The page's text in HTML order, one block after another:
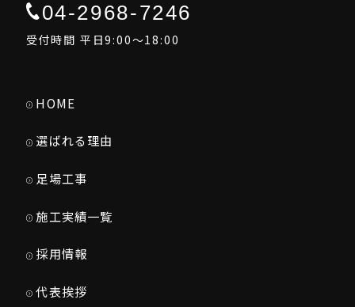
04-2968-7246
受付時間 平日9:00～18:00
HOME
選ばれる理由
足場工事
施工実績一覧
採用情報
代表挨拶